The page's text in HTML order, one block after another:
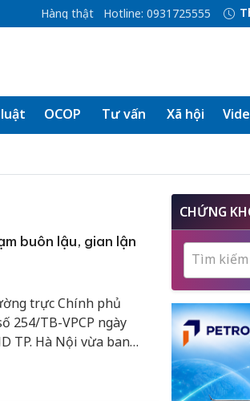
Hàng thật Hotline: 0931725555
OCOP Tư vấn Xã hội
buôn lậu, gian lận
trực Chính phủ
254/TB-VPCP ngày
TP. Hà Nội vừa ban
CHỨNG